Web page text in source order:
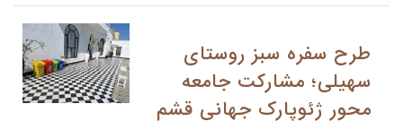
طرح سفره سبز روستای
سهیلی؛ مشارکت جامعه
محور ژئوپارک جهانی قشم